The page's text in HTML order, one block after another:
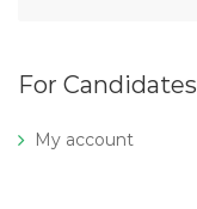
For Candidates
My account